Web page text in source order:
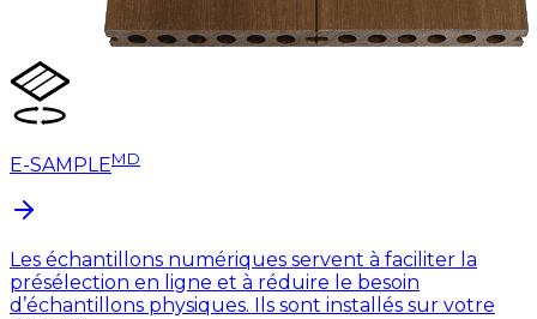
E-SAMPLEMD
Les échantillons numériques servent à faciliter la
présélection en ligne et à réduire le besoin
d’échantillons physiques. Ils sont installés sur votre